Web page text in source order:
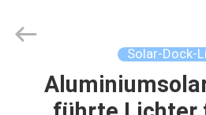
HEIM
Ltd..
Solar-Dock-